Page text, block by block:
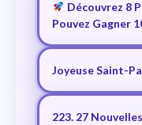
Découvrez 8
Pouvez Gagner
Joyeuse Saint-
223. 27